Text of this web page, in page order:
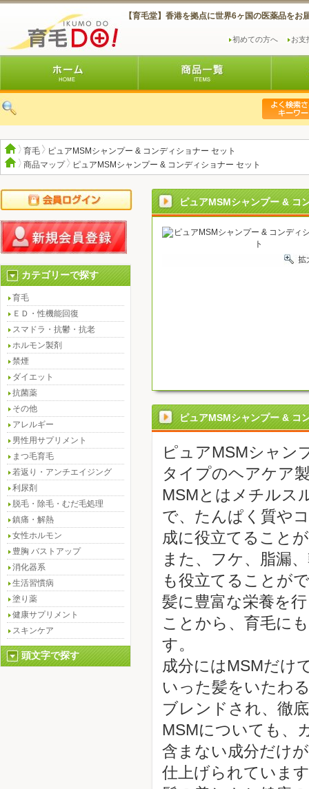
【育毛堂】香港を拠点に世界6ヶ国の医薬品をお
初めての方へ お支
育毛 ピュアMSMシャンプー & コンディショナー セット
商品マップ ピュアMSMシャンプー & コンディショナー セット
カテゴリーで探す
育毛
ＥＤ・性機能回復
スマドラ・抗鬱・抗老
ホルモン製剤
禁煙
ダイエット
抗菌薬
その他
アレルギー
男性用サプリメント
まつ毛育毛
若返り・アンチエイジング
利尿剤
脱毛・除毛・むだ毛処理
鎮痛・解熱
女性ホルモン
豊胸 バストアップ
消化器系
生活習慣病
塗り薬
健康サプリメント
スキンケア
頭文字で探す
ピュアMSMシャンプー & コ
ピュアMSMシャンプー & コ
ピュアMSMシャン
タイプのヘアケア
MSMとはメチルス
で、たんぱく質や
成に役立てること
また、フケ、脂漏
も役立てることが
髪に豊富な栄養を
ことから、育毛に
す。
成分にはMSMだけ
いった髪をいたわ
ブレンドされ、徹
MSMについても、
含まない成分だけ
仕上げられていま